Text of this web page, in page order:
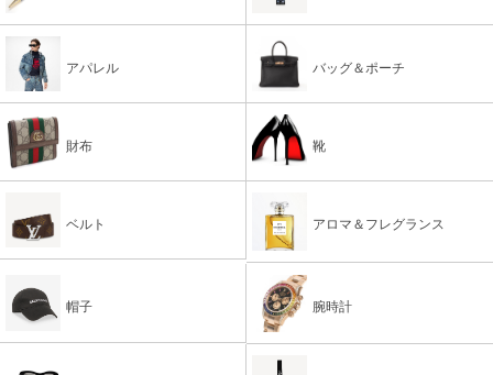
アパレル バッグ＆ポーチ
財布 靴
ベルト アロマ＆フレグランス
帽子 腕時計